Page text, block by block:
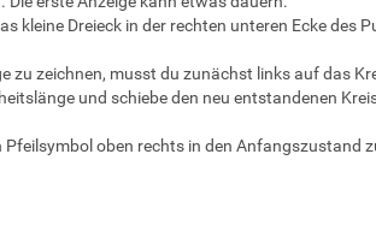
kleine Dreieck in der rechten unteren Ecke des
zu zeichnen, musst du zunächst links auf das
und schiebe den neu entstandenen
oben rechts in den Anfangszustand